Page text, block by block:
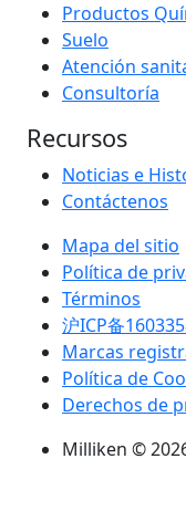
Productos
Suelo
Atención
Consultoría
Recursos
Noticias e
Contáctenos
Mapa del sitio
Política de
Términos
沪ICP备
Marcas
Política de
Derechos de
Milliken ©